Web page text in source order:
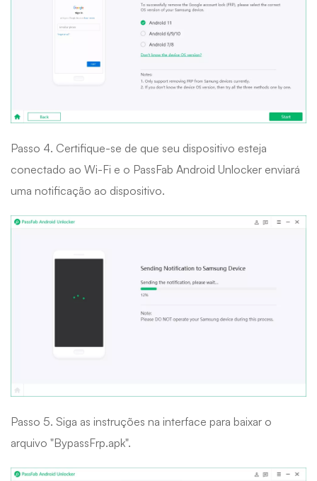
Passo 4. Certifique-se de que seu dispositivo esteja
conectado ao Wi-Fi e o PassFab Android Unlocker enviará
uma notificação ao dispositivo.
Passo 5. Siga as instruções na interface para baixar o
arquivo "BypassFrp.apk".